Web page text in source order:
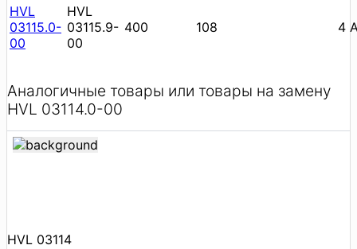
HVL
03115.0-
00
HVL
03115.9-
00
400 108 4
Аналогичные товары или товары на замену
HVL 03114.0-00
HVL 03114